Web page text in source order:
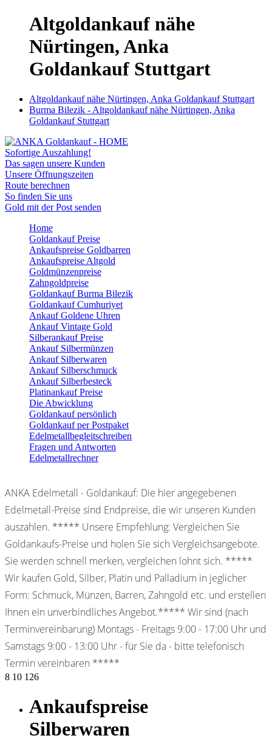
Altgoldankauf nähe
Nürtingen, Anka
Goldankauf Stuttgart
Altgoldankauf nähe Nürtingen, Anka Goldankauf Stuttgart
Burma Bilezik - Altgoldankauf nähe Nürtingen, Anka
Goldankauf Stuttgart
Sofortige Auszahlung!
Das sagen unsere Kunden
Unsere Öffnungszeiten
Route berechnen
So finden Sie uns
Gold mit der Post senden
Home
Goldankauf Preise
Ankaufspreise Goldbarren
Ankaufspreise Altgold
Goldmünzenpreise
Zahngoldpreise
Goldankauf Burma Bilezik
Goldankauf Cumhuriyet
Ankauf Goldene Uhren
Ankauf Vintage Gold
Silberankauf Preise
Ankauf Silbermünzen
Ankauf Silberwaren
Ankauf Silberschmuck
Ankauf Silberbesteck
Platinankauf Preise
Die Abwicklung
Goldankauf persönlich
Goldankauf per Postpaket
Edelmetallbegleitschreiben
Fragen und Antworten
Edelmetallrechner
ANKA Edelmetall - Goldankauf: Die hier angegebenen
Edelmetall-Preise sind Endpreise, die wir unseren Kunden
auszahlen. ***** Unsere Empfehlung: Vergleichen Sie
Goldankaufs-Preise und holen Sie sich Vergleichsangebote.
Sie werden schnell merken, vergleichen lohnt sich. *****
Wir kaufen Gold, Silber, Platin und Palladium in jeglicher
Form: Schmuck, Münzen, Barren, Zahngold etc. und erstellen
Ihnen ein unverbindliches Angebot.***** Wir sind (nach
Terminvereinbarung) Montags - Freitags 9:00 - 17:00 Uhr und
Samstags 9:00 - 13:00 Uhr - für Sie da - bitte telefonisch
Termin vereinbaren *****
8 10 126
Ankaufspreise
Silberwaren